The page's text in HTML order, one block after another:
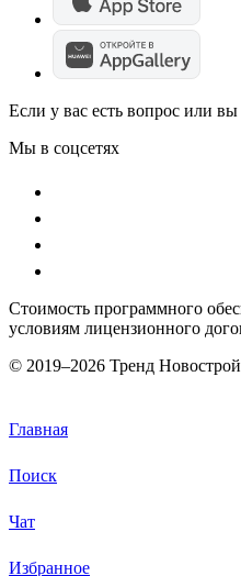
Если у вас есть вопрос или
Мы в соцсетях
Стоимость программного
условиям лицензионного
© 2019–2026 Тренд
Главная
Поиск
Чат
Избранное